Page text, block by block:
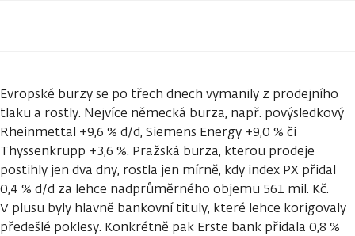
Evropské burzy se po třech dnech vymanily z prodejního
tlaku a rostly. Nejvíce německá burza, např. povýsledkový
Rheinmettal +9,6 % d/d, Siemens Energy +9,0 % či
Thyssenkrupp +3,6 %. Pražská burza, kterou prodeje
postihly jen dva dny, rostla jen mírně, kdy index PX přidal
0,4 % d/d za lehce nadprůměrného objemu 561 mil. Kč.
V plusu byly hlavně bankovní tituly, které lehce korigovaly
předešlé poklesy. Konkrétně pak Erste bank přidala 0,8 %